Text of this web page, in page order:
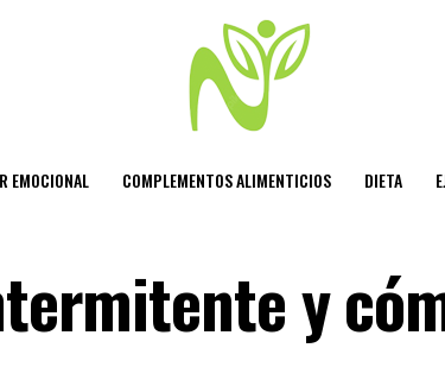
EMOCIONAL COMPLEMENTOS ALIMENTICIOS DIETA
y